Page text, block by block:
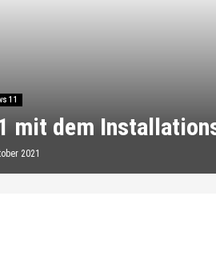
11
mit dem
2021